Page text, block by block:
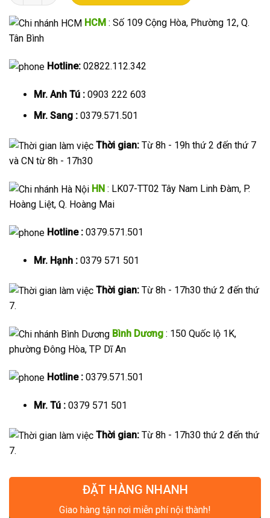
HCM : Số 109 Cộng Hòa, Phường 12, Q.
Tân Bình
Hotline: 02822.112.342
Mr. Anh Tú :0903 222 603
Mr. Sang :0379.571.501
Thời gian: Từ 8h - 19h thứ 2 đến thứ 7
và CN từ 8h - 17h30
HN : LK07-TT02 Tây Nam Linh Đàm, P.
Hoàng Liệt, Q. Hoàng Mai
Hotline : 0379.571.501
Mr. Hạnh :0379 571 501
Thời gian: Từ 8h - 17h30 thứ 2 đến thứ
7.
Bình Dương : 150 Quốc lộ 1K,
phường Đông Hòa, TP Dĩ An
Hotline : 0379.571.501
Mr. Tú :0379 571 501
Thời gian: Từ 8h - 17h30 thứ 2 đến thứ
7.
ĐẶT HÀNG NHANH
Giao hàng tận nơi miễn phí nội thành!